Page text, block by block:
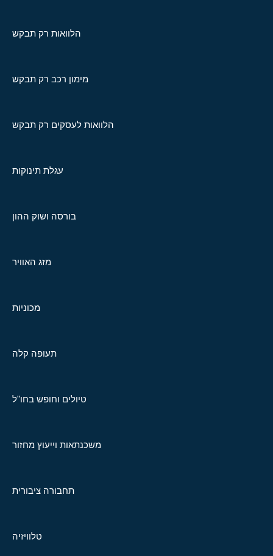
הלוואות רק תבקש
מימון רכב רק תבקש
הלוואות לעסקים רק תבקש
עגלת תינוקות
בורסה ושוק ההון
מזג האוויר
מכוניות
תעופה קלה
טיולים וחופש בחו"ל
משכנתאות וייעוץ מחזור
תחבורה ציבורית
טלוויזיה